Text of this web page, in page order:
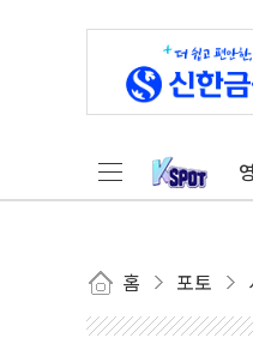
홈 포토